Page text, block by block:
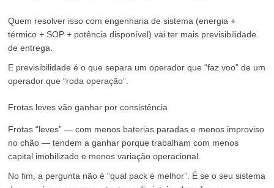
Quem resolver isso com engenharia de sistema (energia +
térmico + SOP + potência disponível) vai ter mais previsibilidade
de entrega.
E previsibilidade é o que separa um operador que “faz voo” de um
operador que “roda operação”.
Frotas leves vão ganhar por consistência
Frotas “leves” — com menos baterias paradas e menos improviso
no chão — tendem a ganhar porque trabalham com menos
capital imobilizado e menos variação operacional.
No fim, a pergunta não é “qual pack é melhor”. É se o seu sistema